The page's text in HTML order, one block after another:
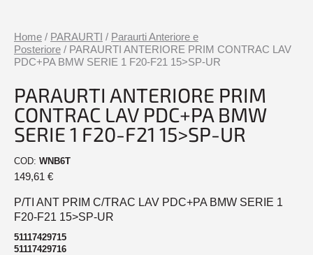
Home / PARAURTI / Paraurti Anteriore e
Posteriore / PARAURTI ANTERIORE PRIM CONTRAC LAV
PDC+PA BMW SERIE 1 F20-F21 15>SP-UR
PARAURTI ANTERIORE PRIM
CONTRAC LAV PDC+PA BMW
SERIE 1 F20-F21 15>SP-UR
COD: WNB6T
149,61 €
P/TI ANT PRIM C/TRAC LAV PDC+PA BMW SERIE 1
F20-F21 15>SP-UR
51117429715
51117429716